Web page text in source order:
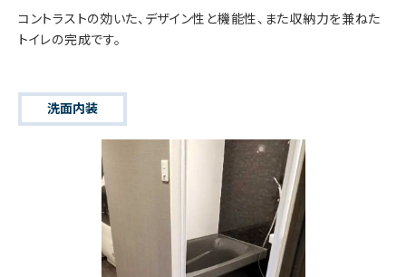
コントラストの効いた、デザイン性と機能性、また収納力を兼ねた
トイレの完成です。
洗面内装